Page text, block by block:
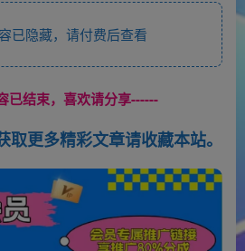
已隐藏，请付费后查看
已结束，喜欢请分享------
取更多精彩文章请收藏本站。